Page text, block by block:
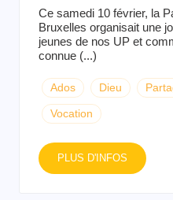
Ce samedi 10 février, la
Bruxelles organisait une
jeunes de nos UP et
connue (...)
Ados Dieu
Vocation
PLUS D'INFOS